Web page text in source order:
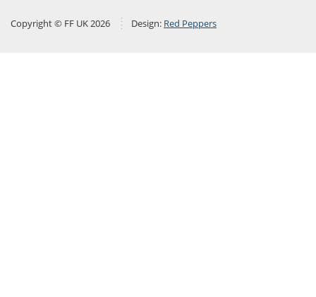
Copyright © FF UK 2026 Design: Red Peppers